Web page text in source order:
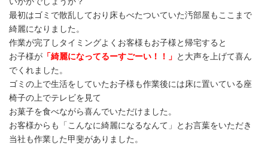
最初はゴミで散乱しており床もべたついていた汚部屋もここまで
綺麗になりました。
作業が完了しタイミングよくお客様もお子様と帰宅すると
お子様が 「綺麗になってるーすごーい！！」 と大声を上げて喜ん
でくれました。
ゴミの上で生活をしていたお子様も作業後には床に置いている座
椅子の上でテレビを見て
お菓子を食べながら喜んでいただけました。
お客様からも「こんなに綺麗になるなんて」とお言葉をいただき
当社も作業した甲斐がありました。